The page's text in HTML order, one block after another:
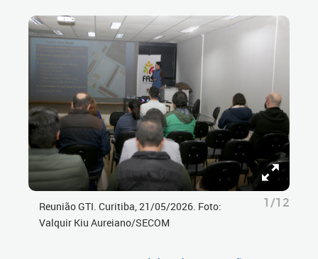
Reunião GTI. Curitiba, 21/05/2026. Foto:
Valquir Kiu Aureiano/SECOM
1/12